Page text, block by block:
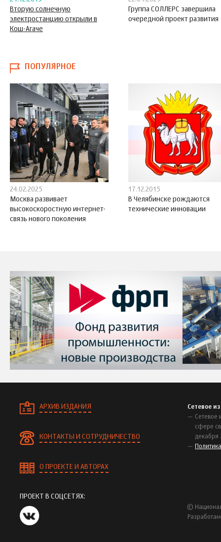
Вторую солнечную
электростанцию открыли в
Кош-Агаче
Группа СОЛЛЕРС завершила
очередной проект развития
ПОПУЛЯРНОЕ
24.02.2025
Москва развивает
высокоскоростную интернет-
связь нового поколения
17.12.2015
В Челябинске рождаются
технические инновации
АРХИВ ИЗДАНИЯ
КОНТАКТЫ И СОТРУДНИЧЕСТВО
О ПРОЕКТЕ И АВТОРАХ
Сетевое
Сетевое
сфере
декабря
ПРОЕКТ В СОЦСЕТЯХ:
©